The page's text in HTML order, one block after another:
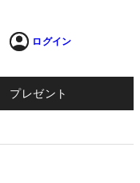
ログイン
プレゼント